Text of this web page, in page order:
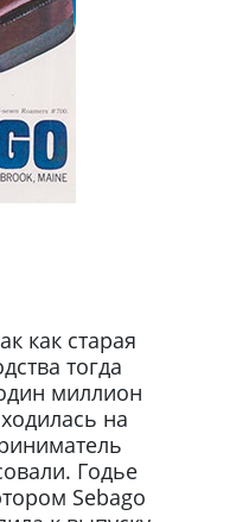
как старая
тогда
миллион
на
Годье
Sebago